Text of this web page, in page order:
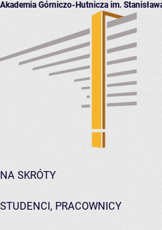
Akademia Górniczo-Hutnicza im.
NA SKRÓTY
STUDENCI, PRACOWNICY